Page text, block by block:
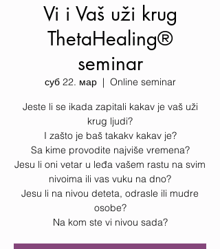
Vi i Vaš uži krug
ThetaHealing®
seminar
суб 22. мар
  |
Online seminar
Jeste li se ikada zapitali kakav je vaš uži
krug ljudi?
I zašto je baš takakv kakav je?
Sa kime provodite najviše vremena?
Jesu li oni vetar u leđa vašem rastu na svim
nivoima ili vas vuku na dno?
Jesu li na nivou deteta, odrasle ili mudre
osobe?
Na kom ste vi nivou sada?